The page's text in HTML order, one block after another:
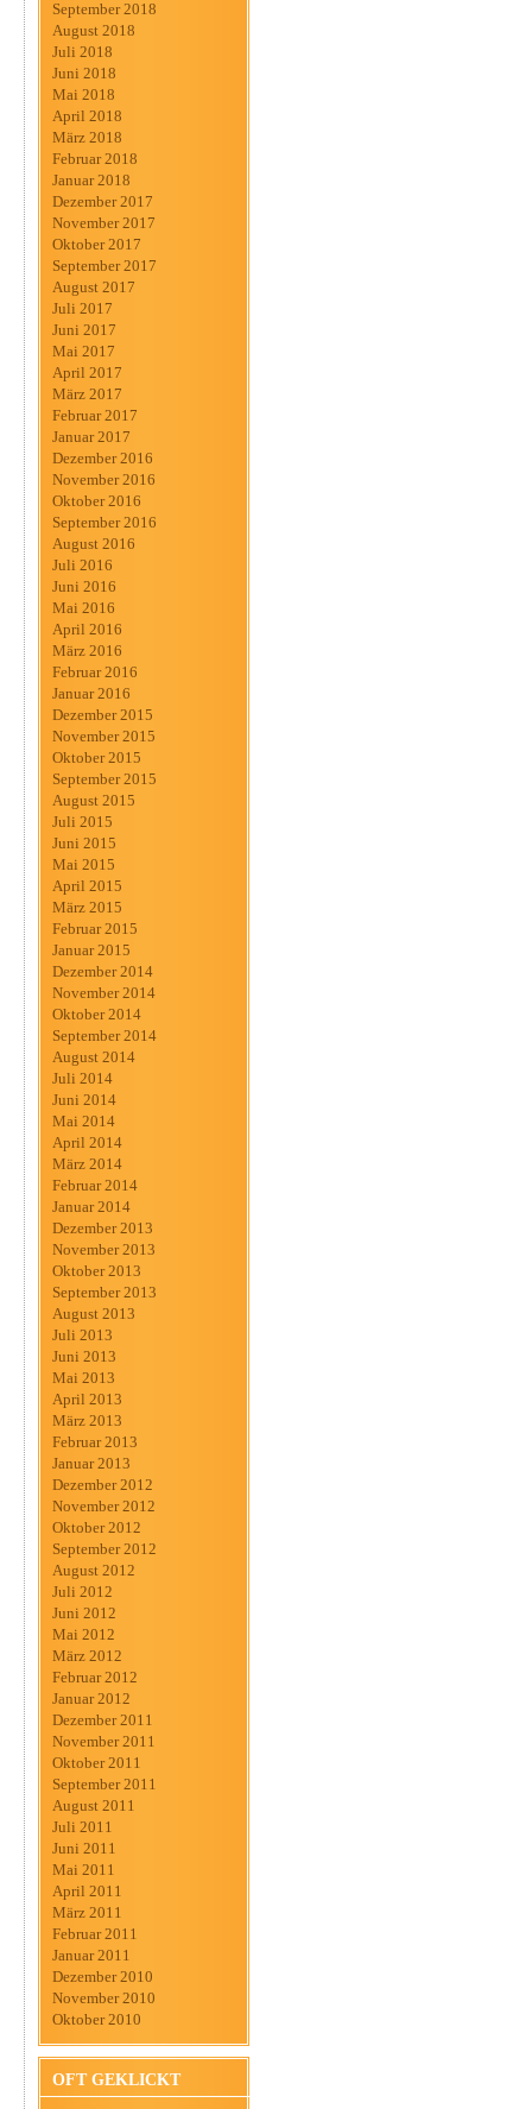
September 2018
August 2018
Juli 2018
Juni 2018
Mai 2018
April 2018
März 2018
Februar 2018
Januar 2018
Dezember 2017
November 2017
Oktober 2017
September 2017
August 2017
Juli 2017
Juni 2017
Mai 2017
April 2017
März 2017
Februar 2017
Januar 2017
Dezember 2016
November 2016
Oktober 2016
September 2016
August 2016
Juli 2016
Juni 2016
Mai 2016
April 2016
März 2016
Februar 2016
Januar 2016
Dezember 2015
November 2015
Oktober 2015
September 2015
August 2015
Juli 2015
Juni 2015
Mai 2015
April 2015
März 2015
Februar 2015
Januar 2015
Dezember 2014
November 2014
Oktober 2014
September 2014
August 2014
Juli 2014
Juni 2014
Mai 2014
April 2014
März 2014
Februar 2014
Januar 2014
Dezember 2013
November 2013
Oktober 2013
September 2013
August 2013
Juli 2013
Juni 2013
Mai 2013
April 2013
März 2013
Februar 2013
Januar 2013
Dezember 2012
November 2012
Oktober 2012
September 2012
August 2012
Juli 2012
Juni 2012
Mai 2012
März 2012
Februar 2012
Januar 2012
Dezember 2011
November 2011
Oktober 2011
September 2011
August 2011
Juli 2011
Juni 2011
Mai 2011
April 2011
März 2011
Februar 2011
Januar 2011
Dezember 2010
November 2010
Oktober 2010
OFT GEKLICKT